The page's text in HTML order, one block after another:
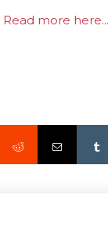
Read more here...